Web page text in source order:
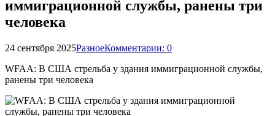
иммиграционной службы, ранены три
человека
24 сентября 2025РазноеКомментарии: 0
WFAA: В США стрельба у здания иммиграционной службы,
ранены три человека